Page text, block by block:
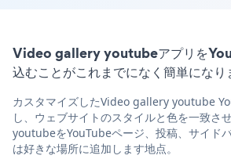
Video gallery youtubeアプリを
込むことがこれまでになく簡単になり
カスタマイズしたVideo gallery youtube
し、ウェブサイトのスタイルと色を一致さ
youtubeをYouTubeページ、投稿、サイド
は好きな場所に追加します地点。